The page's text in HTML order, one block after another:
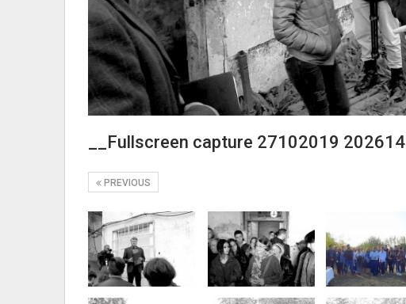
__Fullscreen capture 27102019 202614
PREVIOUS